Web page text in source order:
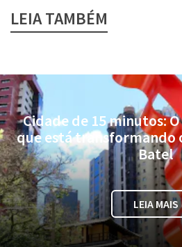
LEIA TAMBÉM
Cidade de 15 minutos:
que está transformando
Batel
LEIA MAIS